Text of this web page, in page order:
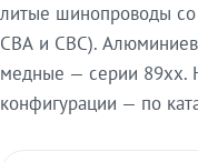
литые шинопроводы
СВА и СВС).
медные — серии 89xx.
конфигурации — по